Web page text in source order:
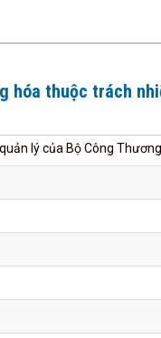
hóa thuộc trách
lý của Bộ Công Thương